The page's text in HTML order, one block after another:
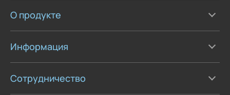
О продукте
Информация
Сотрудничество